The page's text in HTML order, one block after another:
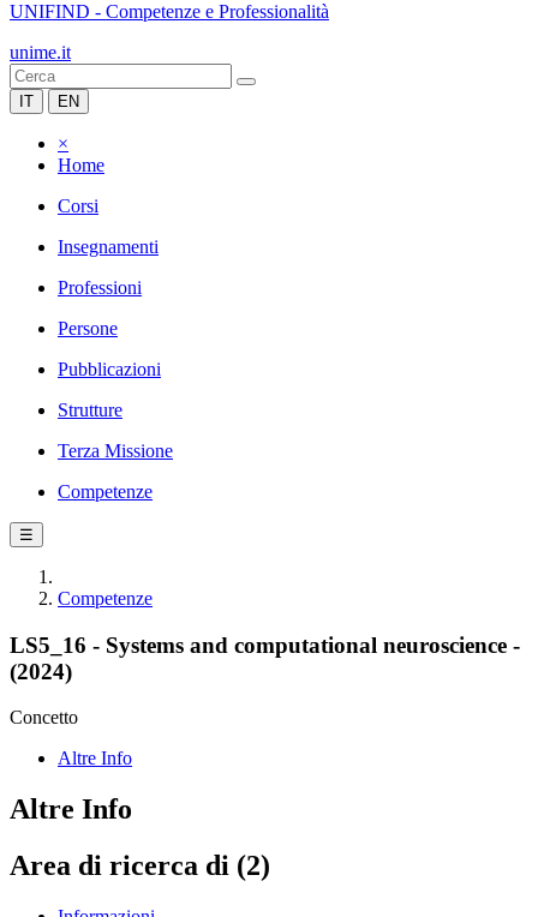
UNIFIND - Competenze e Professionalità
unime.it
IT EN
×
Home
Corsi
Insegnamenti
Professioni
Persone
Pubblicazioni
Strutture
Terza Missione
Competenze
☰
Competenze
LS5_16 - Systems and computational neuroscience -
(2024)
Concetto
Altre Info
Altre Info
Area di ricerca di (2)